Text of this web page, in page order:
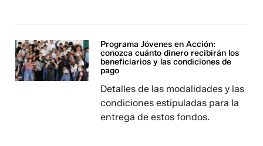
Programa Jóvenes en Acción:
conozca cuánto dinero recibirán los
beneficiarios y las condiciones de
pago
Detalles de las modalidades y las
condiciones estipuladas para la
entrega de estos fondos.